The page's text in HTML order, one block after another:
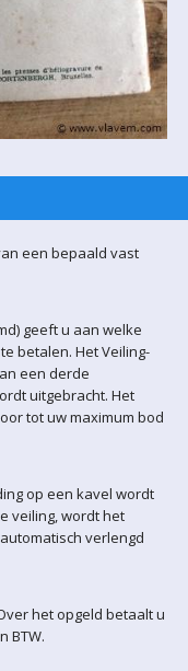
een bepaald vast
geeft u aan welke
betalen. Het Veiling-
een derde
uitgebracht. Het
tot uw maximum bod
op een kavel wordt
veiling, wordt het
verlengd
het opgeld betaalt u
BTW.